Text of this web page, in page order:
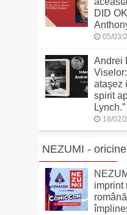
DID
05/03/
Andrei
ataşez
spirit
Lynch.”
18/02/
NEZUMI -
imprint